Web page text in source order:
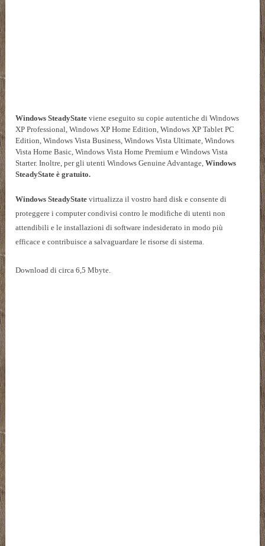
Windows SteadyState viene eseguito su copie autentiche di Windows
XP Professional, Windows XP Home Edition, Windows XP Tablet PC
Edition, Windows Vista Business, Windows Vista Ultimate, Windows
Vista Home Basic, Windows Vista Home Premium e Windows Vista
Starter. Inoltre, per gli utenti Windows Genuine Advantage,Windows
SteadyState è gratuito.
Windows SteadyState virtualizza il vostro hard disk e consente di
proteggere i computer condivisi contro le modifiche di utenti non
attendibili e le installazioni di software indesiderato in modo più
efficace e contribuisce a salvaguardare le risorse di sistema.
Download di circa 6,5 Mbyte.